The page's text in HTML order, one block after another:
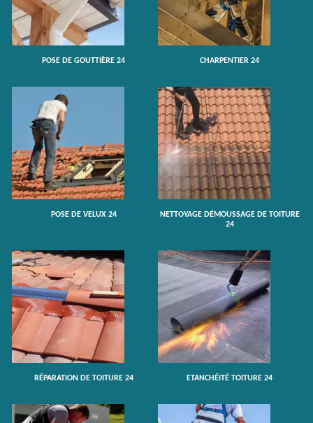
POSE DE GOUTTIÈRE 24 CHARPENTIER 24
POSE DE VELUX 24
NETTOYAGE DÉMOUSSAGE DE TOITURE
24
RÉPARATION DE TOITURE 24 ETANCHÉITÉ TOITURE 24